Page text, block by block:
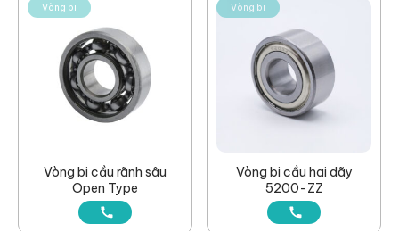
Vòng bi
Vòng bi cầu rãnh sâu
Open Type
Vòng bi
Vòng bi cầu hai dãy
5200-ZZ